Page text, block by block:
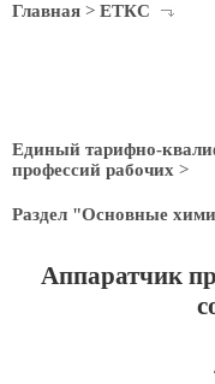
Главная > ЕТКС
Единый тарифно-
профессий рабочих >
Раздел "Основные
Аппаратчик